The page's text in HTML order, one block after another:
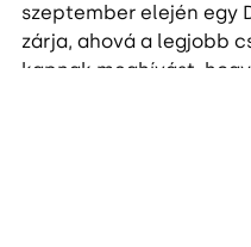
szeptember elején egy
zárja, ahová a legjobb
kapnak meghívást, hogy